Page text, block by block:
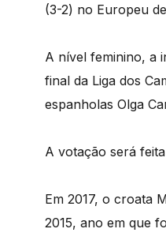
(3-2) no Europeu
A nível feminino, a
final da Liga dos
espanholas Olga
A votação será
Em 2017, o croata
2015, ano em que